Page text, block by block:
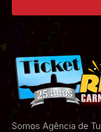
Somos Agência de